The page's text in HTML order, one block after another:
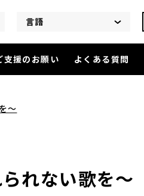
言語
支援のお願い よくある質問
～
れない歌を～
達也 ～忘れられない歌を～